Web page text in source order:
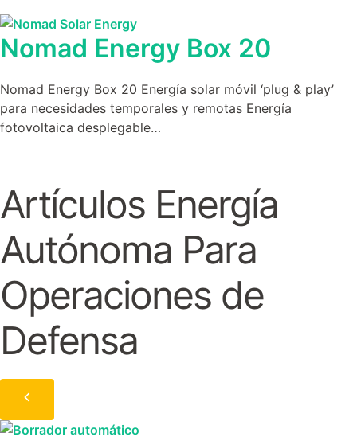
Nomad Energy Box 20
Nomad Energy Box 20 Energía solar móvil ‘plug & play’
para necesidades temporales y remotas Energía
fotovoltaica desplegable…
Artículos Energía
Autónoma Para
Operaciones de
Defensa